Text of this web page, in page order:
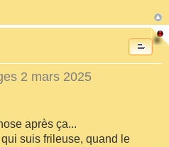
2 mars 2025
après ça...
suis frileuse, quand le